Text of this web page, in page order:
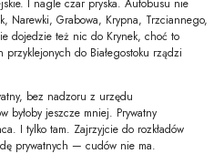
I nagle czar pryska. Autobusu nie
Narewki, Grabowa, Krypna, Trzciannego,
dojedzie też nic do Krynek, choć to
do Białegostoku rządzi
bez nadzoru z urzędu
byłoby jeszcze mniej. Prywatny
I tylko tam. Zajrzyjcie do rozkładów
prywatnych — cudów nie ma.